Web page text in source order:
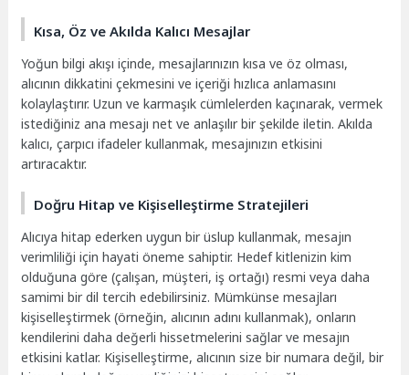
Kısa, Öz ve Akılda Kalıcı Mesajlar
Yoğun bilgi akışı içinde, mesajlarınızın kısa ve öz olması,
alıcının dikkatini çekmesini ve içeriği hızlıca anlamasını
kolaylaştırır. Uzun ve karmaşık cümlelerden kaçınarak, vermek
istediğiniz ana mesajı net ve anlaşılır bir şekilde iletin. Akılda
kalıcı, çarpıcı ifadeler kullanmak, mesajınızın etkisini
artıracaktır.
Doğru Hitap ve Kişiselleştirme Stratejileri
Alıcıya hitap ederken uygun bir üslup kullanmak, mesajın
verimliliği için hayati öneme sahiptir. Hedef kitlenizin kim
olduğuna göre (çalışan, müşteri, iş ortağı) resmi veya daha
samimi bir dil tercih edebilirsiniz. Mümkünse mesajları
kişiselleştirmek (örneğin, alıcının adını kullanmak), onların
kendilerini daha değerli hissetmelerini sağlar ve mesajın
etkisini katlar. Kişiselleştirme, alıcının size bir numara değil, bir